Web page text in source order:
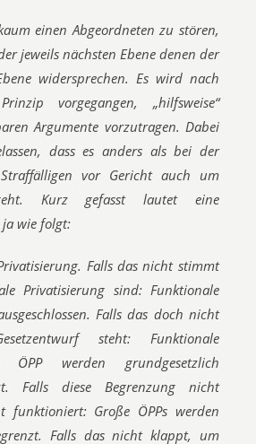
einen Abgeordneten zu stören,
jeweils nächsten Ebene denen der
widersprechen. Es wird nach
vorgegangen, „hilfsweise“
Argumente vorzutragen. Dabei
dass es anders als bei der
vor Gericht auch um
Kurz gefasst lautet eine
wie folgt:
Falls das nicht stimmt
Privatisierung sind: Funktionale
Falls das doch nicht
steht: Funktionale
ÖPP werden grundgesetzlich
Falls diese Begrenzung nicht
funktioniert: Große ÖPPs werden
Falls das nicht klappt, um